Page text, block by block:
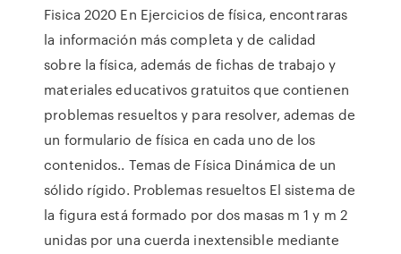
Fisica 2020 En Ejercicios de física, encontraras
la información más completa y de calidad
sobre la física, además de fichas de trabajo y
materiales educativos gratuitos que contienen
problemas resueltos y para resolver, ademas de
un formulario de física en cada uno de los
contenidos.. Temas de Física Dinámica de un
sólido rígido. Problemas resueltos El sistema de
la figura está formado por dos masas m 1 y m 2
unidas por una cuerda inextensible mediante